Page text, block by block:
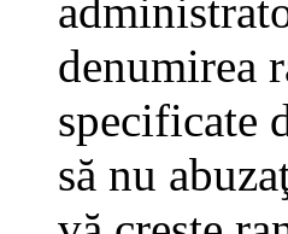
denumirea
specificate
să nu